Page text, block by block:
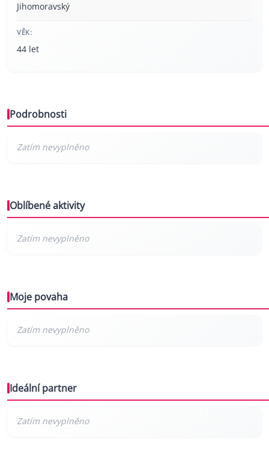
Jihomoravský
VĚK:
44 let
Podrobnosti
Oblíbené aktivity
Moje povaha
Ideální partner